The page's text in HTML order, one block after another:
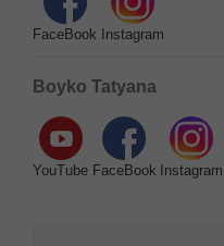
FaceBook Instagram
Boyko Tatyana
YouTube FaceBook Instagram